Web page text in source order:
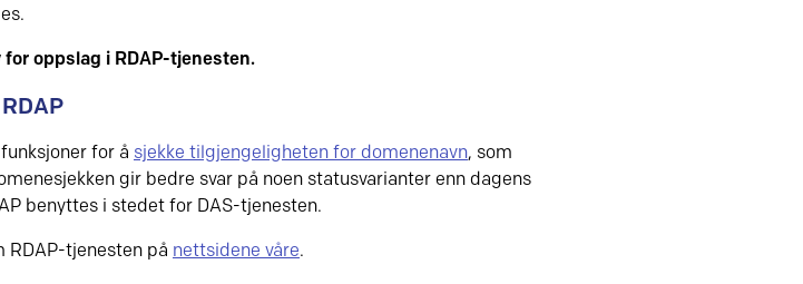
oppslag i RDAP-tjenesten.
for å sjekke tilgjengeligheten for domenenavn, som
gir bedre svar på noen statusvarianter enn dagens
benyttes i stedet for DAS-tjenesten.
RDAP-tjenesten på nettsidene våre.